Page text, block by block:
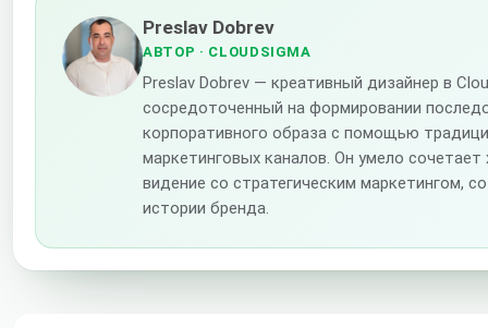
Preslav Dobrev
АВТОР · CLOUDSIGMA
Preslav Dobrev — креативный дизайнер в
сосредоточенный на формировании
корпоративного образа с помощью
маркетинговых каналов. Он умело
видение со стратегическим маркетингом,
истории бренда.